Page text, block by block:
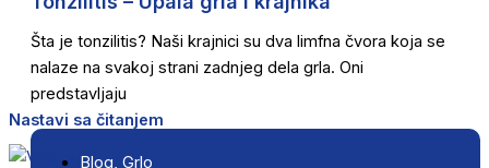
Šta je tonzilitis? Naši krajnici su dva limfna čvora koja se
nalaze na svakoj strani zadnjeg dela grla. Oni
predstavljaju
Nastavi sa čitanjem
Blog, Grlo